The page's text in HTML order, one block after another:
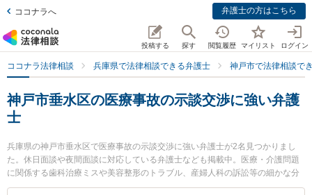
ココナラへ 弁護士の方はこちら
投稿する 探す 閲覧履歴 マイリスト ログイン
ココナラ法律相談 兵庫県で法律相談できる弁護士 神戸市で法律相談で
神戸市垂水区の医療事故の示談交渉に強い弁護
士
兵庫県の神戸市垂水区で医療事故の示談交渉に強い弁護士が2名見つかりまし
た。休日面談や夜間面談に対応している弁護士なども掲載中。医療・介護問題
に関係する歯科治療ミスや美容整形のトラブル、産婦人科の訴訟等の細かな分
野での絞り込み検索もでき便利です。特に神戸ほまれ法律事務所の河原林 直樹